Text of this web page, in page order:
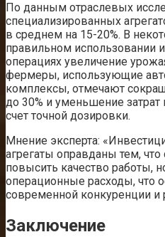
По данным отраслевых
специализированных
в среднем на 15-20%. В
правильном использовании
операциях увеличение
фермеры, использующие
комплексы, отмечают
до 30% и уменьшение затрат
счет точной дозировки.
Мнение эксперта:
агрегаты оправданы тем,
повысить качество работы,
операционные расходы, что
современной конкуренции и
Заключение